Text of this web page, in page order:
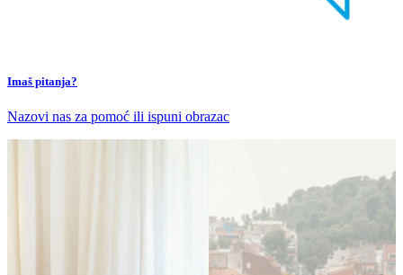
Imaš pitanja?
Nazovi nas za pomoć ili ispuni obrazac